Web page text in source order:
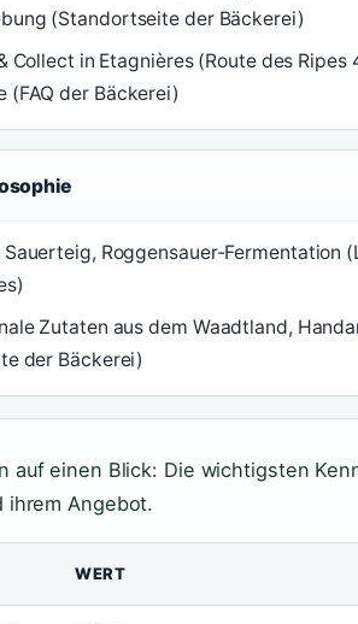
(Standortseite der Bäckerei)
Collect in Etagnières (Route des Ripes
(FAQ der Bäckerei)
Sauerteig, Roggensauer-Fermentation
Zutaten aus dem Waadtland,
der Bäckerei)
auf einen Blick: Die wichtigsten
ihrem Angebot.
WERT